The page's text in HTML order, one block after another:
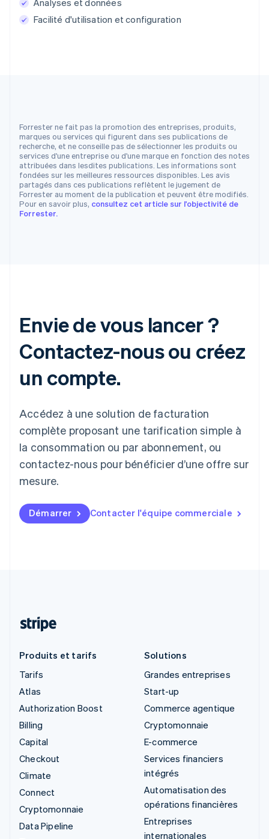
Facilité d'utilisation et configuration
Forrester ne fait pas la promotion des entreprises, produits,
marques ou services qui figurent dans ses publications de
recherche, et ne conseille pas de sélectionner les produits ou
services d'une entreprise ou d'une marque en fonction des notes
attribuées dans lesdites publications. Les informations sont
fondées sur les meilleures ressources disponibles. Les avis
partagés dans ces publications reflètent le jugement de
Forrester au moment de la publication et peuvent être modifiés.
Pour en savoir plus, consultez cet article sur l'objectivité de
Forrester.
Envie de vous lancer ?
Contactez-nous ou créez
un compte.
Accédez à une solution de facturation
complète proposant une tarification simple à
la consommation ou par abonnement, ou
contactez-nous pour bénéficier d’une offre sur
mesure.
Démarrer Contacter l'équipe commerciale
Produits et tarifs
Tarifs
Atlas
Authorization Boost
Billing
Capital
Checkout
Climate
Connect
Cryptomonnaie
Data Pipeline
Solutions
Grandes entreprises
Start-up
Commerce agentique
Cryptomonnaie
E-commerce
Services financiers
intégrés
Automatisation des
opérations financières
Entreprises
internationales